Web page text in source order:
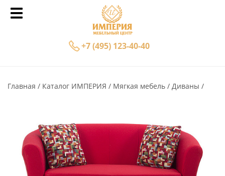
+7 (495) 123-40-40
Главная Каталог ИМПЕРИЯ Мягкая мебель Диваны